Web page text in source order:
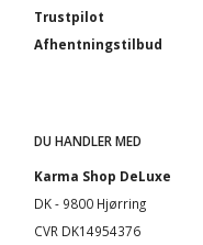
Trustpilot
Afhentningstilbud
DU HANDLER MED
Karma Shop DeLuxe
DK - 9800 Hjørring
CVR DK14954376